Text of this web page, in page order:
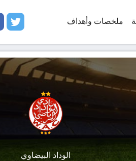
ملخصات وأهداف twitter
الوداد البيضاوي